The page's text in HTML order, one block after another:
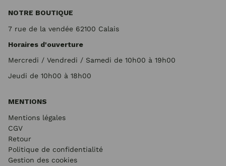
NOTRE BOUTIQUE
7 rue de la vendée 62100 Calais
Horaires d'ouverture
Mercredi / Vendredi / Samedi de 10h00 à 19h00
Jeudi de 10h00 à 18h00
MENTIONS
Mentions légales
CGV
Retour
Politique de confidentialité
Gestion des cookies